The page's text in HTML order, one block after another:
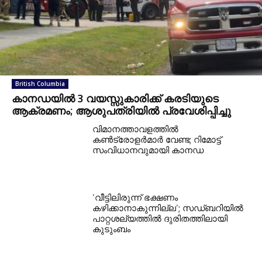
British Columbia
കാനഡയിൽ 3 വയസ്സുകാരിക്ക് കരടിയുടെ
ആക്രമണം; ആശുപത്രിയിൽ പ്രവേശിപ്പിച്ചു
വിമാനത്താവളത്തിൽ
കൺട്രോളർമാർ വേണ്ട; റിമോട്ട്
സംവിധാനവുമായി കാനഡ
‘വീട്ടിലിരുന്ന് ഭക്ഷണം
കഴിക്കാനാകുന്നില്ല’; സഡ്ബറിയിൽ
പാറ്റശല്യത്തിൽ ദുരിതത്തിലായി
കുടുംബം